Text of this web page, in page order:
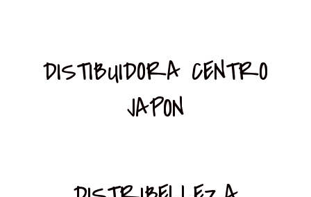
DISTIBUIDORA CENTRO
JAPON